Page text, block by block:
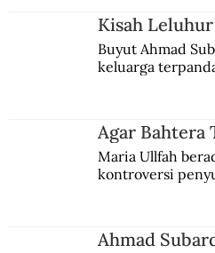
Kisah
Buyut Ahmad
keluarga
Agar Bahtera
Maria Ullfah
kontroversi
Ahmad